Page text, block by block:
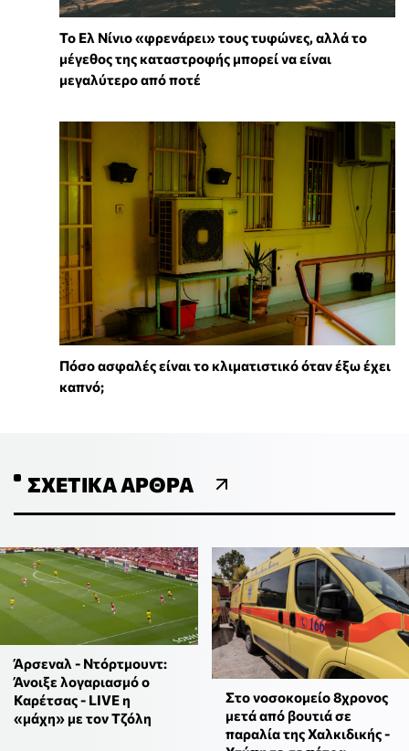
Το Ελ Νίνιο «φρενάρει» τους τυφώνες, αλλά το
μέγεθος της καταστροφής μπορεί να είναι
μεγαλύτερο από ποτέ
Πόσο ασφαλές είναι το κλιματιστικό όταν έξω έχει
καπνό;
ΣΧΕΤΙΚΆ ΆΡΘΡΑ
Άρσεναλ - Ντόρτμουντ:
Άνοιξε λογαριασμό ο
Καρέτσας - LIVE η
«μάχη» με τον Τζόλη
Στο νοσοκομείο 8χρονος
μετά από βουτιά σε
παραλία της Χαλκιδικής -